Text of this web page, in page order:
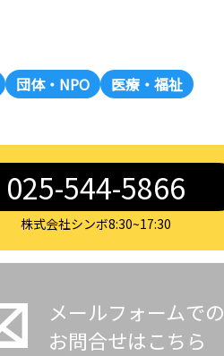
団体・NPO 医療・福祉
025-544-5866
株式会社シンボ8:30~17:30
メールフォームでの
お問合せはこちら